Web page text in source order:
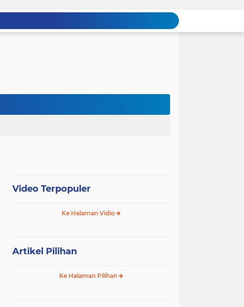
Video Terpopuler
Ke Halaman Vidio
Artikel Pilihan
Ke Halaman Pilihan